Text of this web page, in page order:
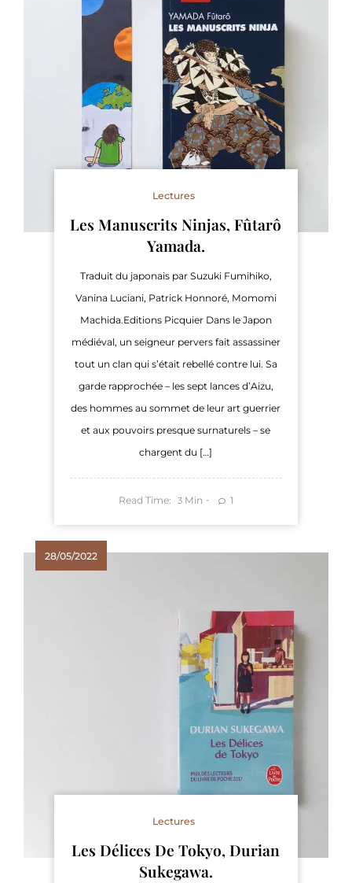
Lectures
Les Manuscrits Ninjas, Fûtarô
Yamada.
Traduit du japonais par Suzuki Fumihiko,
Vanina Luciani, Patrick Honnoré, Momomi
Machida.Editions Picquier Dans le Japon
médiéval, un seigneur pervers fait assassiner
tout un clan qui s’était rebellé contre lui. Sa
garde rapprochée – les sept lances d’Aizu,
des hommes au sommet de leur art guerrier
et aux pouvoirs presque surnaturels – se
chargent du […]
Read Time: 3 Min 1
28/05/2022
Lectures
Les Délices De Tokyo, Durian
Sukegawa.